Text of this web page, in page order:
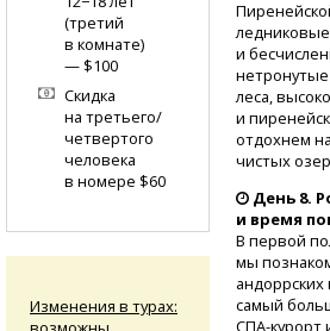
и
леса,
и
отдохнем
чистых
День 8.
и время
В первой
мы
самый
СПА-курорт
(третий
в комнате)
— $100
Скидка
на третьего/
четвертого
человека
в номере $60
Изменения в турах: